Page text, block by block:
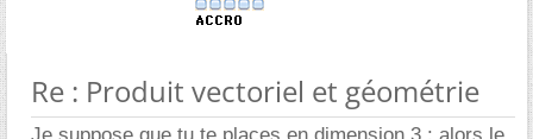
Re : Produit vectoriel et géométrie